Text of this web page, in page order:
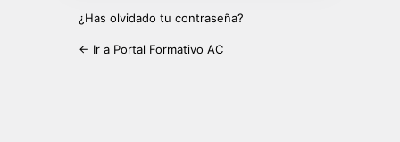
¿Has olvidado tu contraseña?
← Ir a Portal Formativo AC